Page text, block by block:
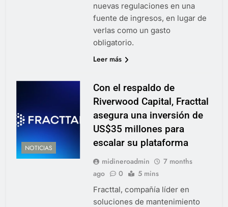
nuevas regulaciones en una
fuente de ingresos, en lugar de
verlas como un gasto
obligatorio.
Leer más
NOTICIAS
Con el respaldo de
Riverwood Capital, Fracttal
asegura una inversión de
US$35 millones para
escalar su plataforma
midineroadmin
7 months
ago
0 5 mins
Fracttal, compañía líder en
soluciones de mantenimiento